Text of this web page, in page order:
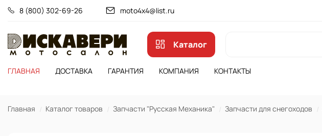
8 (800) 302-69-26 moto4x4@list.ru
Каталог
ГЛАВНАЯ
ДОСТАВКА ГАРАНТИЯ КОМПАНИЯ КОНТАКТЫ
Главная Каталог товаров Запчасти "Русская Механика" Запчасти для снегоходов